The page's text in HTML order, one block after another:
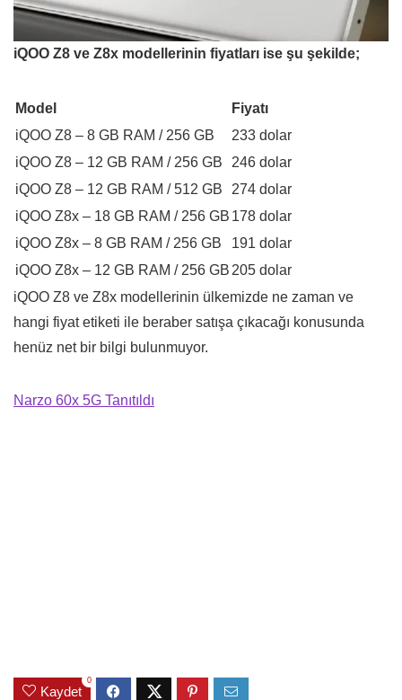
iQOO Z8 ve Z8x modellerinin fiyatları ise şu şekilde;
Model
Fiyatı
iQOO Z8 – 8 GB RAM / 256 GB
233 dolar
iQOO Z8 – 12 GB RAM / 256 GB
246 dolar
iQOO Z8 – 12 GB RAM / 512 GB
274 dolar
iQOO Z8x – 18 GB RAM / 256 GB 178 dolar
iQOO Z8x – 8 GB RAM / 256 GB
191 dolar
iQOO Z8x – 12 GB RAM / 256 GB 205 dolar
iQOO Z8 ve Z8x modellerinin ülkemizde ne zaman ve
hangi fiyat etiketi ile beraber satışa çıkacağı konusunda
henüz net bir bilgi bulunmuyor.
Narzo 60x 5G Tanıtıldı
Kaydet
0